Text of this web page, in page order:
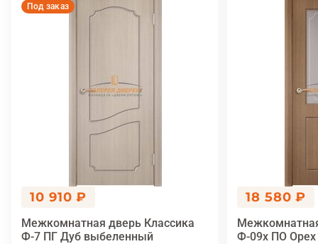
Под заказ
10 910 ₽
Межкомнатная дверь Классика
Ф-7 ПГ Дуб выбеленный
18 580 ₽
Ф-09х ПО